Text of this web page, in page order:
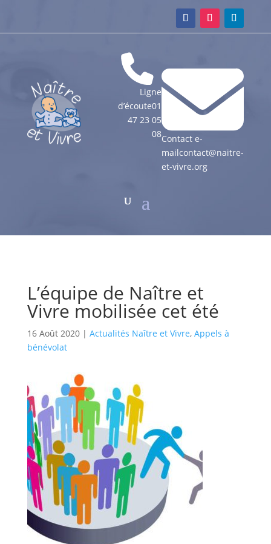
Ligne
d’écoute01
47 23 05
08Contact e-
mailcontact@naitre-
et-vivre.org
L’équipe de Naître et
Vivre mobilisée cet été
16 Août 2020| Actualités Naître et Vivre, Appels à
bénévolat